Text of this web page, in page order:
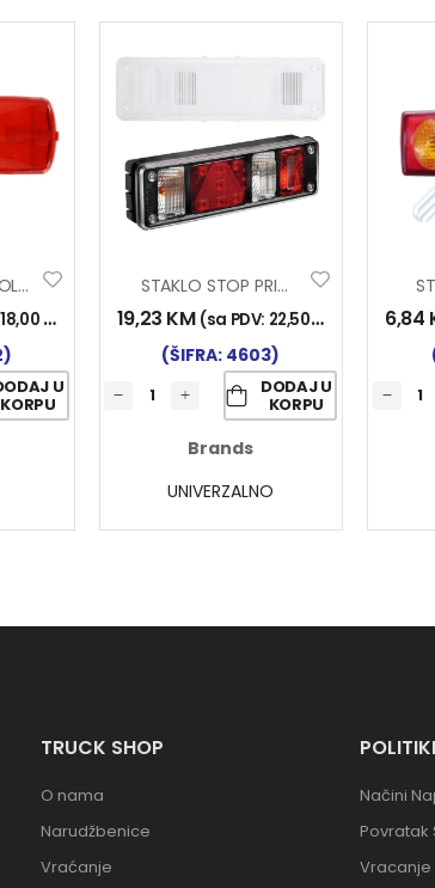
STAKLO STOP VOLVO 2006
18,00 KM
U
KORPU
STAKLO STOP PRIMESTAR
19,23 KM (sa PDV: 22,50KM
(ŠIFRA: 4603)
DODAJ U
KORPU
Brands
UNIVERZALNO
6,84
TRUCK SHOP
O nama
Narudžbenice
Vraćanje
Načini
Povratak
Vracanje